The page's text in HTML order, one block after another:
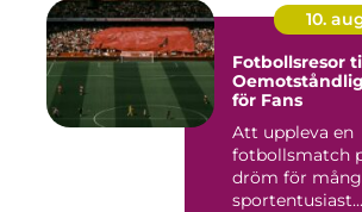
10.
Fotbollsresor
för Fans
Att uppleva en
fotbollsmatch
dröm för
sportentusiast...